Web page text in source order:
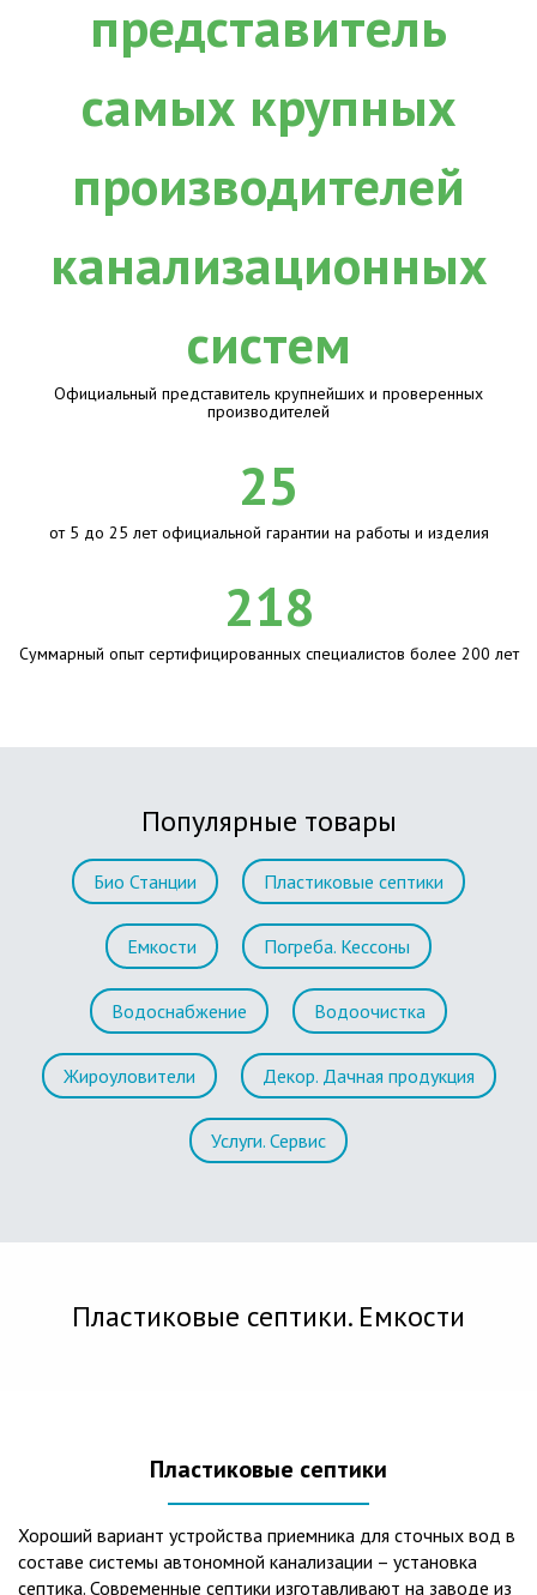
Официальный представитель крупнейших и проверенных
производителей
25
от 5 до 25 лет официальной гарантии на работы и изделия
218
Суммарный опыт сертифицированных специалистов более 200 лет
Популярные товары
Био Станции Пластиковые септики
Емкости Погреба. Кессоны
Водоснабжение Водоочистка
Жироуловители Декор. Дачная продукция
Услуги. Сервис
Пластиковые септики. Емкости
Пластиковые септики
Хороший вариант устройства приемника для сточных вод в
составе системы автономной канализации – установка
септика. Современные септики изготавливают на заводе из